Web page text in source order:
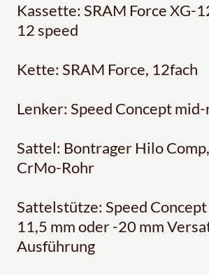
Kassette: SRAM Force XG-
12 speed
Kette: SRAM Force, 12fach
Lenker: Speed Concept
Sattel: Bontrager Hilo
CrMo-Rohr
Sattelstütze: Speed Concept
11,5 mm oder -20 mm
Ausführung